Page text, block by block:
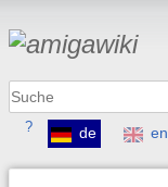
? de en